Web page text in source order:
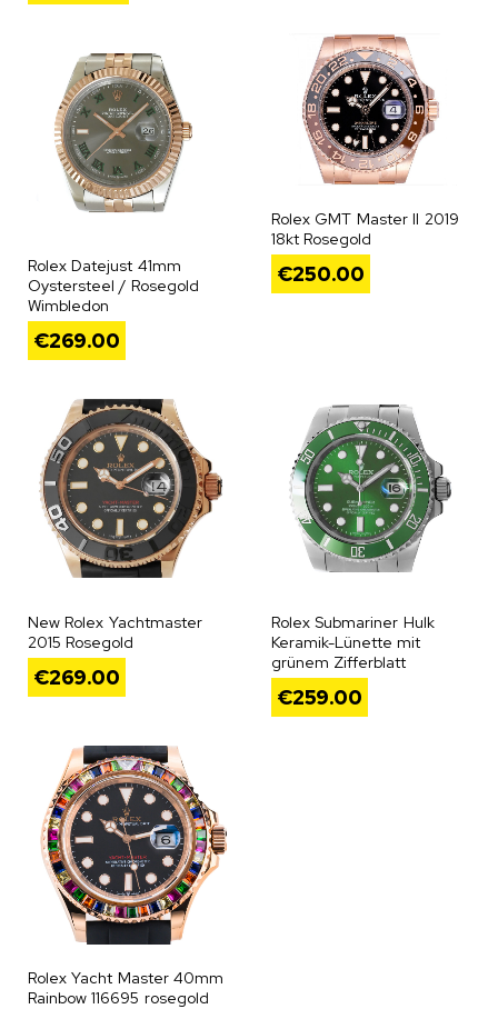
Rolex Datejust 41mm
Oystersteel / Rosegold
Wimbledon
€269.00
Rolex GMT Master II 2019
18kt Rosegold
€250.00
New Rolex Yachtmaster
2015 Rosegold
€269.00
Rolex Submariner Hulk
Keramik-Lünette mit
grünem Zifferblatt
€259.00
Rolex Yacht Master 40mm
Rainbow 116695 rosegold